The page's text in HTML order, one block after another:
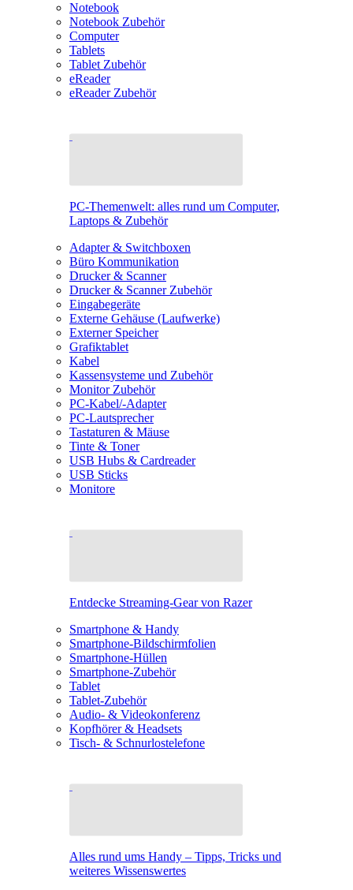
Notebook
Notebook Zubehör
Computer
Tablets
Tablet Zubehör
eReader
eReader Zubehör
PC-Themenwelt: alles rund um Computer,
Laptops & Zubehör
Adapter & Switchboxen
Büro Kommunikation
Drucker & Scanner
Drucker & Scanner Zubehör
Eingabegeräte
Externe Gehäuse (Laufwerke)
Externer Speicher
Grafiktablet
Kabel
Kassensysteme und Zubehör
Monitor Zubehör
PC-Kabel/-Adapter
PC-Lautsprecher
Tastaturen & Mäuse
Tinte & Toner
USB Hubs & Cardreader
USB Sticks
Monitore
Entdecke Streaming-Gear von Razer
Smartphone & Handy
Smartphone-Bildschirmfolien
Smartphone-Hüllen
Smartphone-Zubehör
Tablet
Tablet-Zubehör
Audio- & Videokonferenz
Kopfhörer & Headsets
Tisch- & Schnurlostelefone
Alles rund ums Handy – Tipps, Tricks und
weiteres Wissenswertes